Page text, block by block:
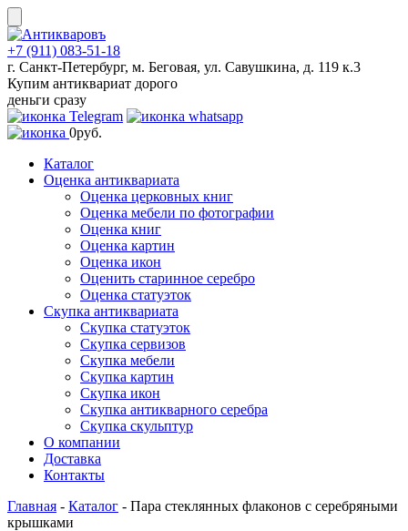
Skip
to
content
+7 (911) 083-51-18
г. Санкт-Петербург, м. Беговая, ул. Савушкина, д. 119 к.3
Купим антиквариат дорого
деньги сразу
0руб.
Каталог
Оценка антиквариата
Оценка церковных книг
Оценка мебели по фотографии
Оценка книг
Оценка картин
Оценка икон
Оценить старинное серебро
Оценка статуэток
Скупка антиквариата
Скупка статуэток
Скупка сервизов
Скупка мебели
Скупка картин
Скупка икон
Скупка антикварного серебра
Скупка скульптур
О компании
Доставка
Контакты
Главная - Каталог - Пара стеклянных флаконов с серебряными
крышками